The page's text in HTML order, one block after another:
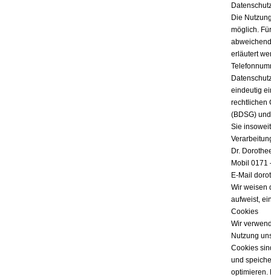
Die
möglich.
erläutert
eindeutig
rechtlichen
(BDSG)
Sie
Dr.
Mobil 0171
E-Mail
Wir weisen
aufweist,
Cookies
Wir
Nutzung
Cookies
und
optimieren.